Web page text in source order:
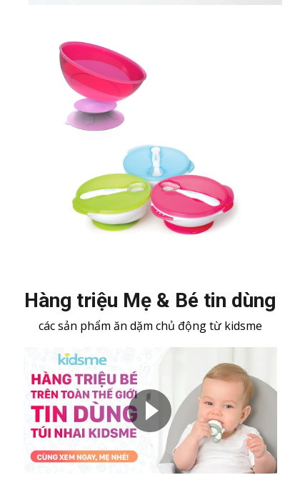
các sản phẩm ăn dặm chủ động từ kidsme
Hàng triệu Mẹ & Bé tin dùng